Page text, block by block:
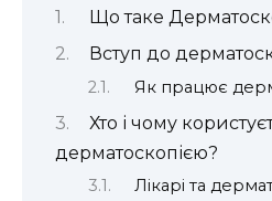
Що таке
Вступ до
Як працює
Хто і чому
дерматоскопією?
Лікарі та